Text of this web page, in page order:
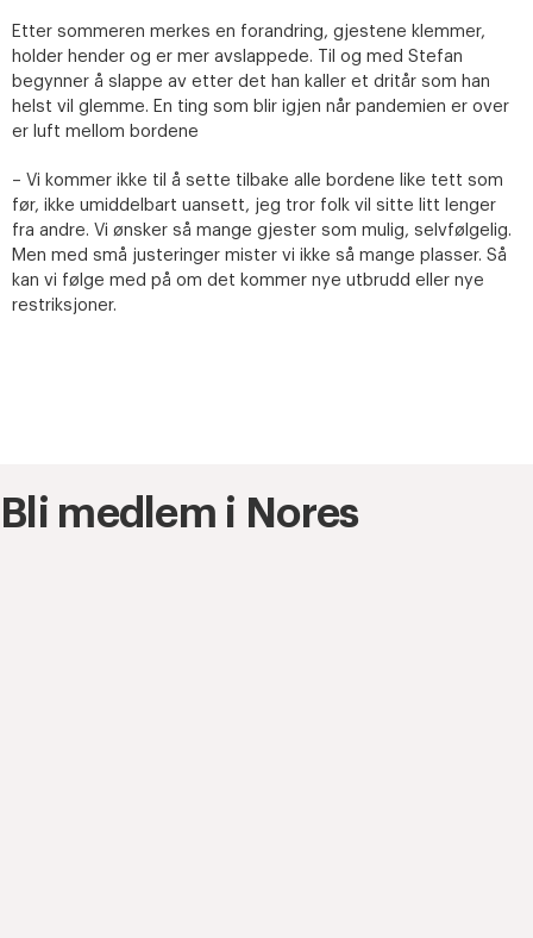
Etter sommeren merkes en forandring, gjestene klemmer,
holder hender og er mer avslappede. Til og med Stefan
begynner å slappe av etter det han kaller et dritår som han
helst vil glemme. En ting som blir igjen når pandemien er over
er luft mellom bordene
– Vi kommer ikke til å sette tilbake alle bordene like tett som
før, ikke umiddelbart uansett, jeg tror folk vil sitte litt lenger
fra andre. Vi ønsker så mange gjester som mulig, selvfølgelig.
Men med små justeringer mister vi ikke så mange plasser. Så
kan vi følge med på om det kommer nye utbrudd eller nye
restriksjoner.
Bli medlem i Nores